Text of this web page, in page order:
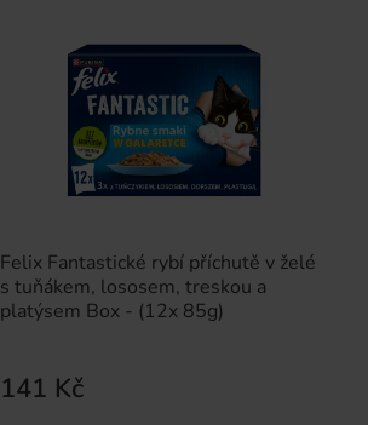
Felix Fantastické rybí příchutě v želé
s tuňákem, lososem, treskou a
platýsem Box - (12x 85g)
141 Kč